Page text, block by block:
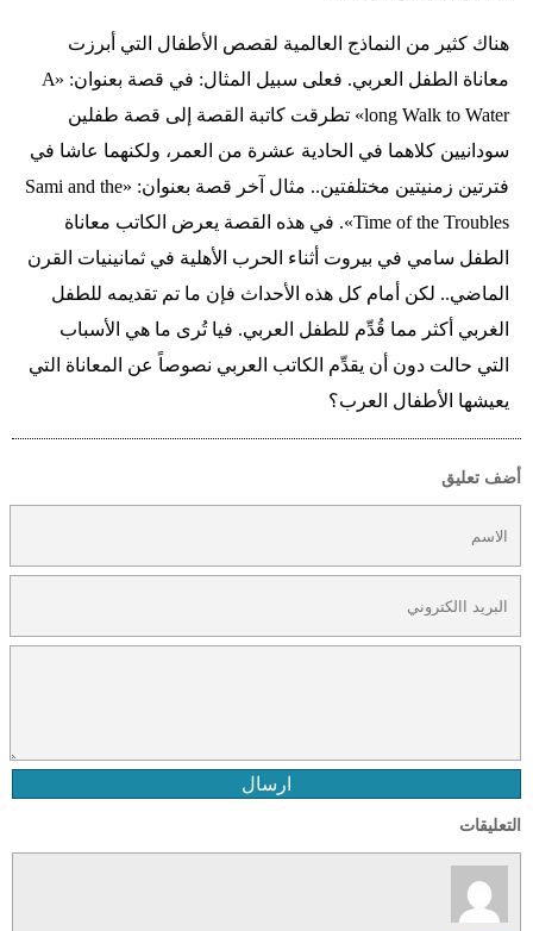
هناك كثير من النماذج العالمية لقصص الأطفال التي أبرزت
معاناة الطفل العربي. فعلى سبيل المثال: في قصة بعنوان: «A
long Walk to Water» تطرقت كاتبة القصة إلى قصة طفلين
سودانيين كلاهما في الحادية عشرة من العمر، ولكنهما عاشا في
فترتين زمنيتين مختلفتين.. مثال آخر قصة بعنوان: «Sami and the
Time of the Troubles». في هذه القصة يعرض الكاتب معاناة
الطفل سامي في بيروت أثناء الحرب الأهلية في ثمانينيات القرن
الماضي.. لكن أمام كل هذه الأحداث فإن ما تم تقديمه للطفل
الغربي أكثر مما قُدِّم للطفل العربي. فيا تُرى ما هي الأسباب
التي حالت دون أن يقدِّم الكاتب العربي نصوصاً عن المعاناة التي
يعيشها الأطفال العرب؟
أضف تعليق
ارسال
التعليقات